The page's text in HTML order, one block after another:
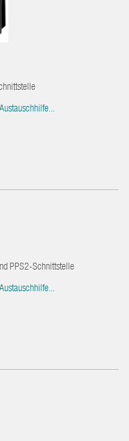
PPS2-Schnittstelle